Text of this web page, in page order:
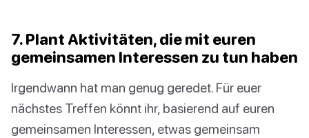
7. Plant Aktivitäten, die mit euren
gemeinsamen Interessen zu tun haben
Irgendwann hat man genug geredet. Für euer
nächstes Treffen könnt ihr, basierend auf euren
gemeinsamen Interessen, etwas gemeinsam